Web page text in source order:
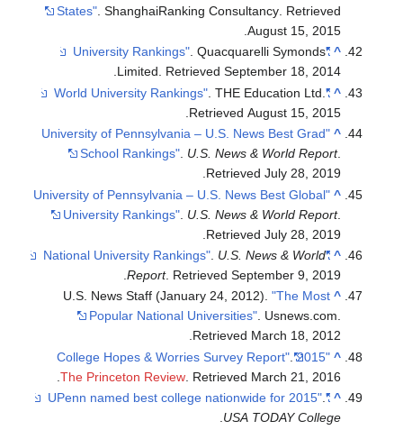
States" . ShanghaiRanking Consultancy . Retrieved
August 15, 2015
.
^
"University Rankings"
. Quacquarelli Symonds
Limited. RetrievedSeptember 18, 2014
.
^
"World University Rankings"
. THE Education Ltd .
RetrievedAugust 15, 2015
^
"University of Pennsylvania – U.S. News Best Grad
School Rankings". U.S. News & World Report.
RetrievedJuly 28, 2019
.
^
"University of Pennsylvania – U.S. News Best Global
University Rankings" U.S. News & World Report.
RetrievedJuly 28, 2019
^
"National University Rankings"
U.S. News & World
Report. RetrievedSeptember 9, 2019
.
^
U.S. News Staff (January 24, 2012)."The Most
Popular National Universities". Usnews.com.
Retrieved March 18, 2012
.
^
"2015 College Hopes & Worries Survey Report"
The Princeton Review . Retrieved March 21, 2016
.
^
"UPenn named best college nationwide for 2015"
.
USA TODAY College
.